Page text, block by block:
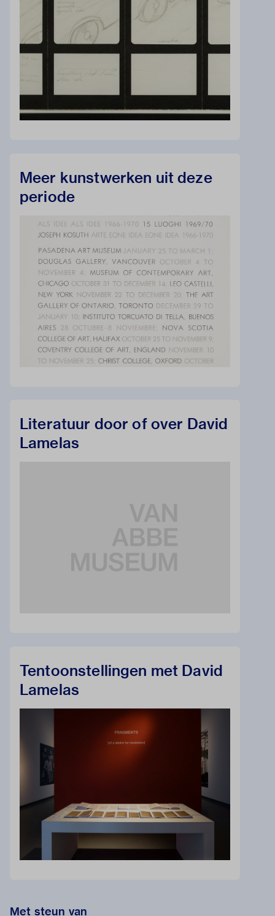
Meer kunstwerken uit deze
periode
Literatuur door of over David
Lamelas
Tentoonstellingen met David
Lamelas
Met steun van